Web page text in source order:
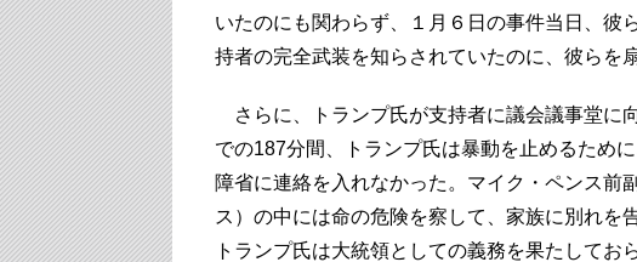
いたのにも関わらず、１月６日の事件当日、彼
持者の完全武装を知らされていたのに、彼らを
さらに、トランプ氏が支持者に議会議事堂に
での187分間、トランプ氏は暴動を止めるため
障省に連絡を入れなかった。マイク・ペンス前
ス）の中には命の危険を察して、家族に別れ
トランプ氏は大統領としての義務を果たしてお